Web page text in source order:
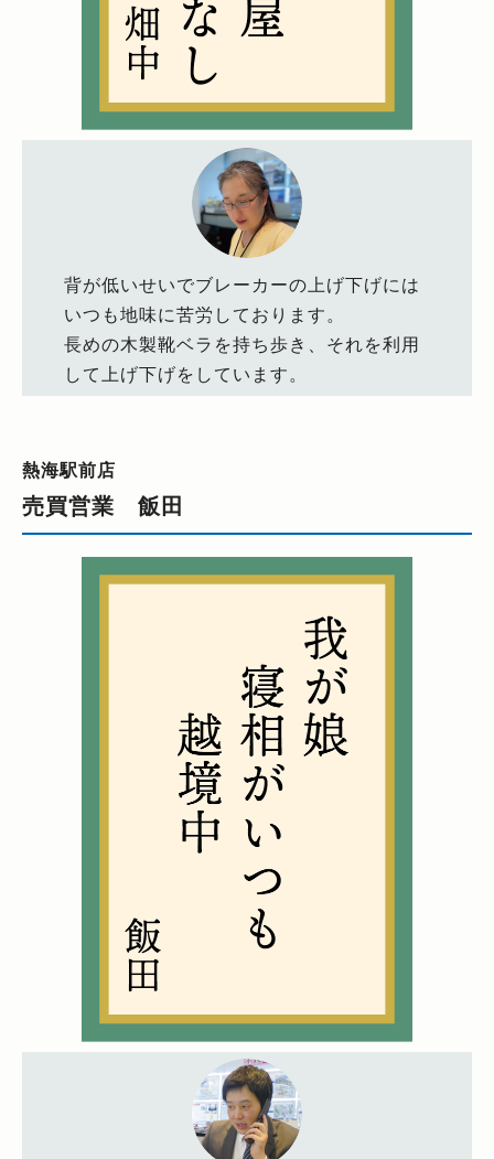
背が低いせいでブレーカーの上げ下げには
いつも地味に苦労しております。
長めの木製靴ベラを持ち歩き、それを利用
して上げ下げをしています。
熱海駅前店
売買営業 飯田